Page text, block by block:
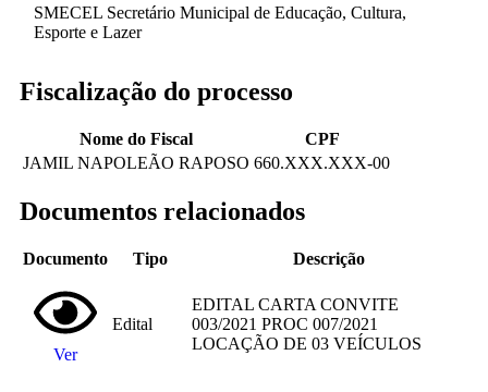
SMECEL Secretário Municipal de Educação, Cultura,
Esporte e Lazer
Fiscalização do processo
Nome do Fiscal
CPF
JAMIL NAPOLEÃO RAPOSO 660.XXX.XXX-00
Documentos relacionados
Documento Tipo Descrição
Ver
Edital
EDITAL CARTA CONVITE
003/2021 PROC 007/2021
LOCAÇÃO DE 03 VEÍCULOS